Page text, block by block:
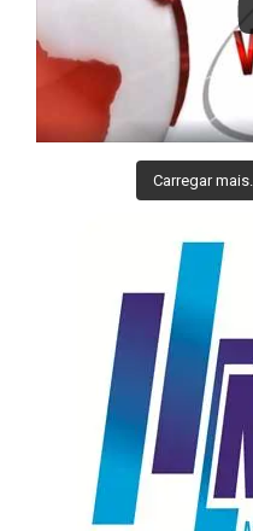
Carregar mais...